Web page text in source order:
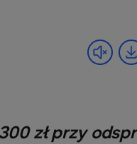
zł przy